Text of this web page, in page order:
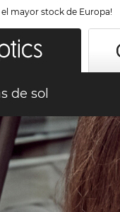
mayor stock de Europa!
de sol